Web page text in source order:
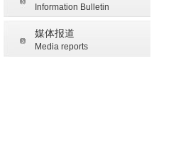
Information Bulletin
媒体报道
Media reports